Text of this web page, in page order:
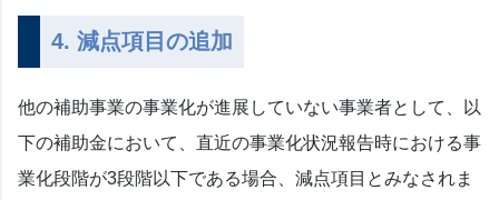
4. 減点項目の追加
他の補助事業の事業化が進展していない事業者として、以
下の補助金において、直近の事業化状況報告時における事
業化段階が3段階以下である場合、減点項目とみなされま